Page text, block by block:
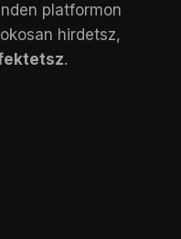
platformon
hirdetsz,
.